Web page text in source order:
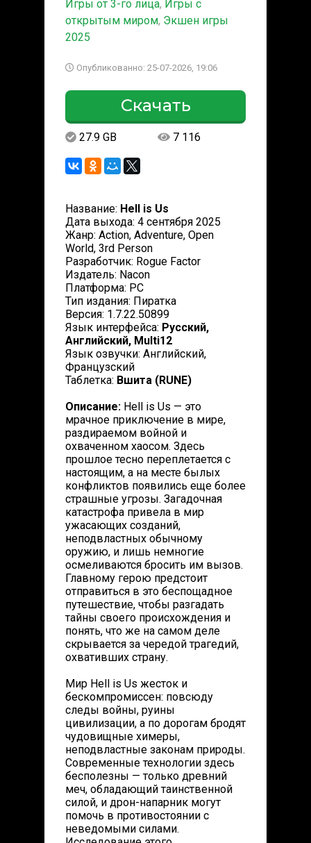
Игры от 3-го лица, Игры с
открытым миром, Экшен игры
2025
Опубликованно: 25-07-2026, 19:06
Скачать
27.9 GB 7 116
Название: Hell is Us
Дата выхода: 4 сентября 2025
Жанр: Action, Adventure, Open
World, 3rd Person
Разработчик: Rogue Factor
Издатель: Nacon
Платформа: PC
Тип издания: Пиратка
Версия: 1.7.22.50899
Язык интерфейса: Русский,
Английский, Multi12
Язык озвучки: Английский,
Французский
Таблетка: Вшита (RUNE)
Описание: Hell is Us — это
мрачное приключение в мире,
раздираемом войной и
охваченном хаосом. Здесь
прошлое тесно переплетается с
настоящим, а на месте былых
конфликтов появились еще более
страшные угрозы. Загадочная
катастрофа привела в мир
ужасающих созданий,
неподвластных обычному
оружию, и лишь немногие
осмеливаются бросить им вызов.
Главному герою предстоит
отправиться в это беспощадное
путешествие, чтобы разгадать
тайны своего происхождения и
понять, что же на самом деле
скрывается за чередой трагедий,
охвативших страну.
Мир Hell is Us жесток и
бескомпромиссен: повсюду
следы войны, руины
цивилизации, а по дорогам бродят
чудовищные химеры,
неподвластные законам природы.
Современные технологии здесь
бесполезны — только древний
меч, обладающий таинственной
силой, и дрон-напарник могут
помочь в противостоянии с
неведомыми силами.